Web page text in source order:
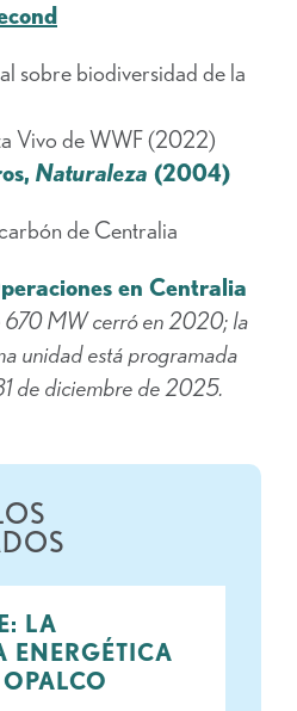
sobre biodiversidad de la
Vivo de WWF (2022)
Naturaleza (2004)
de Centralia
en Centralia
670 MW cerró en 2020; la
unidad está programada
de diciembre de 2025.
LA
ENERGÉTICA